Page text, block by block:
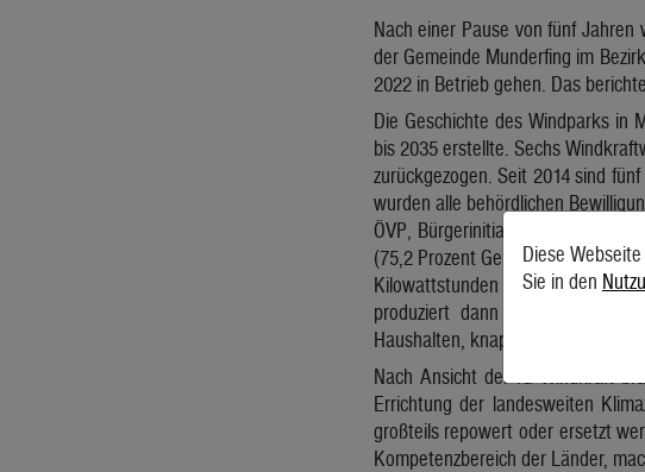
Nach einer Pause von fünf
der Gemeinde Munderfing im
2022 in Betrieb gehen. Das
Die Geschichte des Windparks in
bis 2035 erstellte. Sechs
zurückgezogen. Seit 2014 sind
wurden alle behördlichen
ÖVP, Bürgerinitiative, SPÖ und
(75,2 Prozent Gemeinde, 14,7
Kilowattstunden ins Netz
produziert dann insgesamt 40
Haushalten, knapp 30 Prozent des
Nach Ansicht der IG Windkraft
Errichtung der landesweiten
großteils repowert oder ersetzt
Kompetenzbereich der Länder,
Diese
Sie in den